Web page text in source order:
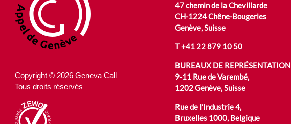
Copyright © 2026 Geneva Call
Tous droits réservés
47 chemin de la Chevillarde
CH-1224 Chêne-Bougeries
Genève, Suisse
T+41 22 879 10 50
BUREAUX DE REPRÉSENTATION
9-11 Rue de Varembé,
1202 Genève, Suisse
Rue de l’Industrie 4,
Bruxelles 1000, Belgique